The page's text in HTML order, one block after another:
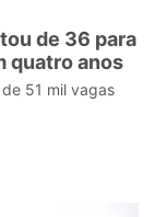
de 36 para
quatro anos
51 mil vagas